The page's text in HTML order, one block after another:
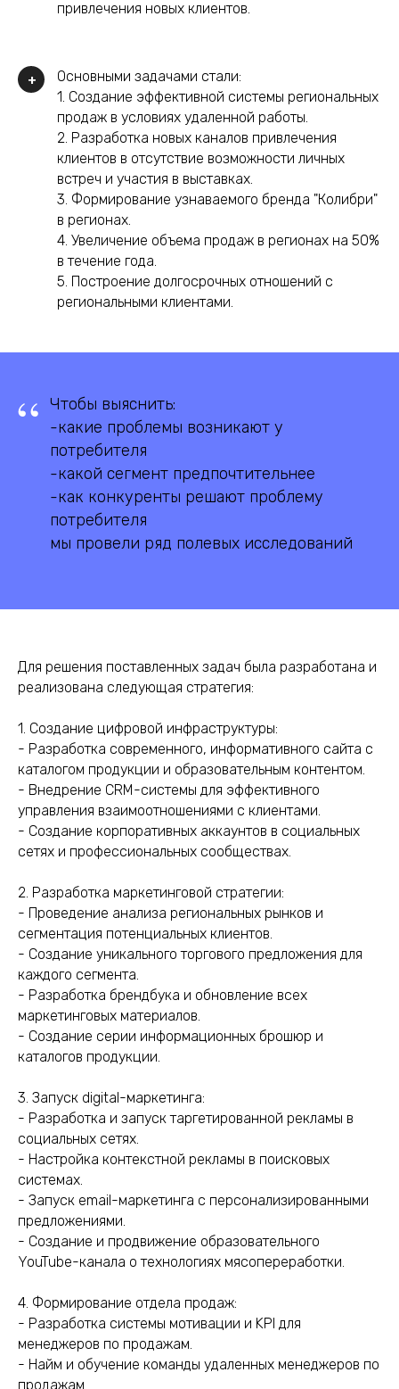
привлечения новых клиентов.
+
Основными задачами стали:
1. Создание эффективной системы региональных
продаж в условиях удаленной работы.
2. Разработка новых каналов привлечения
клиентов в отсутствие возможности личных
встреч и участия в выставках.
3. Формирование узнаваемого бренда "Колибри"
в регионах.
4. Увеличение объема продаж в регионах на 50%
в течение года.
5. Построение долгосрочных отношений с
региональными клиентами.
“ Чтобы выяснить:
-какие проблемы возникают у
потребителя
-какой сегмент предпочтительнее
-как конкуренты решают проблему
потребителя
мы провели ряд полевых исследований
Для решения поставленных задач была разработана и
реализована следующая стратегия:
1. Создание цифровой инфраструктуры:
- Разработка современного, информативного сайта с
каталогом продукции и образовательным контентом.
- Внедрение CRM-системы для эффективного
управления взаимоотношениями с клиентами.
- Создание корпоративных аккаунтов в социальных
сетях и профессиональных сообществах.
2. Разработка маркетинговой стратегии:
- Проведение анализа региональных рынков и
сегментация потенциальных клиентов.
- Создание уникального торгового предложения для
каждого сегмента.
- Разработка брендбука и обновление всех
маркетинговых материалов.
- Создание серии информационных брошюр и
каталогов продукции.
3. Запуск digital-маркетинга:
- Разработка и запуск таргетированной рекламы в
социальных сетях.
- Настройка контекстной рекламы в поисковых
системах.
- Запуск email-маркетинга с персонализированными
предложениями.
- Создание и продвижение образовательного
YouTube-канала о технологиях мясопереработки.
4. Формирование отдела продаж:
- Разработка системы мотивации и KPI для
менеджеров по продажам.
- Найм и обучение команды удаленных менеджеров по
продажам.